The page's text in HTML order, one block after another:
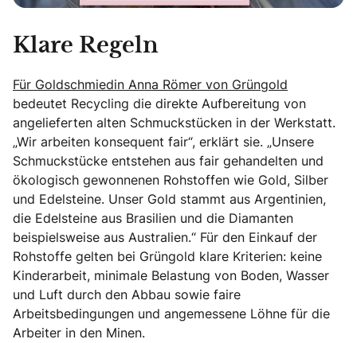
Klare Regeln
Für Goldschmiedin Anna Römer von Grüngold
bedeutet Recycling die direkte Aufbereitung von
angelieferten alten Schmuckstücken in der Werkstatt.
„Wir arbeiten konsequent fair“, erklärt sie. „Unsere
Schmuckstücke entstehen aus fair gehandelten und
ökologisch gewonnenen Rohstoffen wie Gold, Silber
und Edelsteine. Unser Gold stammt aus Argentinien,
die Edelsteine aus Brasilien und die Diamanten
beispielsweise aus Australien.“ Für den Einkauf der
Rohstoffe gelten bei Grüngold klare Kriterien: keine
Kinderarbeit, minimale Belastung von Boden, Wasser
und Luft durch den Abbau sowie faire
Arbeitsbedingungen und angemessene Löhne für die
Arbeiter in den Minen.